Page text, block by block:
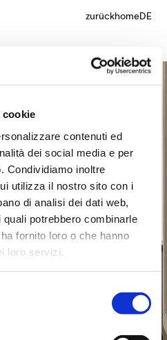
contenuti ed
dei social media e per
Condividiamo inoltre
utilizza il nostro sito con i
di analisi dei dati web,
potrebbero combinarle
fornito loro o che hanno
loro servizi.
zurückhomeDE